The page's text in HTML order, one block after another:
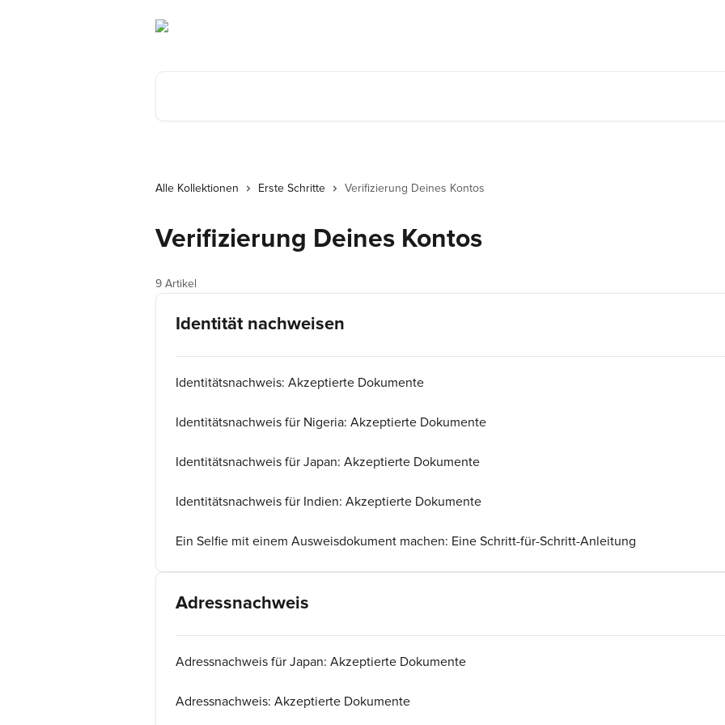
Alle Kollektionen Erste Schritte Verifizierung Deines Kontos
Verifizierung Deines Kontos
9 Artikel
Identität nachweisen
Identitätsnachweis: Akzeptierte Dokumente
Identitätsnachweis für Nigeria: Akzeptierte Dokumente
Identitätsnachweis für Japan: Akzeptierte Dokumente
Identitätsnachweis für Indien: Akzeptierte Dokumente
Ein Selfie mit einem Ausweisdokument machen: Eine Schritt-für-Schritt-Anleitung
Adressnachweis
Adressnachweis für Japan: Akzeptierte Dokumente
Adressnachweis: Akzeptierte Dokumente